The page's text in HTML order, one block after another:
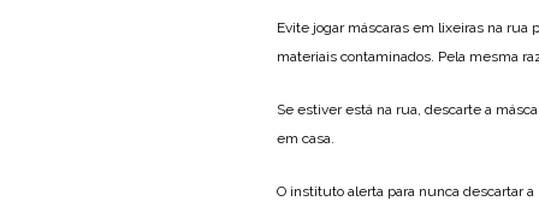
Evite jogar máscaras em lixeiras na
materiais contaminados. Pela mesma
Se estiver está na rua, descarte a
em casa.
O instituto alerta para nunca descartar